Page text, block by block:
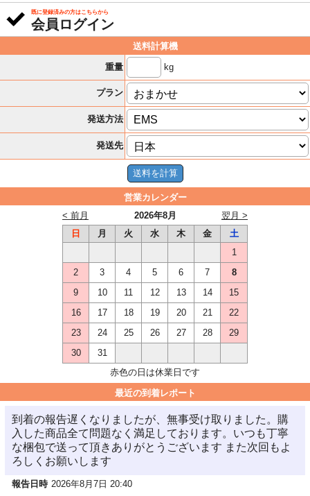
既に登録済みの方はこちらから
会員ログイン
送料計算機
重量
kg
プラン
発送方法
発送先
営業カレンダー
2026年8月
< 前月
翌月 >
日
月 火 水 木 金
土
1
2
3 4 5 6 7
8
9
10 11 12 13 14
15
16
17 18 19 20 21
22
23
24 25 26 27 28
29
30
31
赤色の日は休業日です
最近の到着レポート
到着の報告遅くなりましたが、無事受け取りました。購
入した商品全て問題なく満足しております。いつも丁寧
な梱包で送って頂きありがとうございます また次回もよ
ろしくお願いします
報告日時 2026年8月7日 20:40